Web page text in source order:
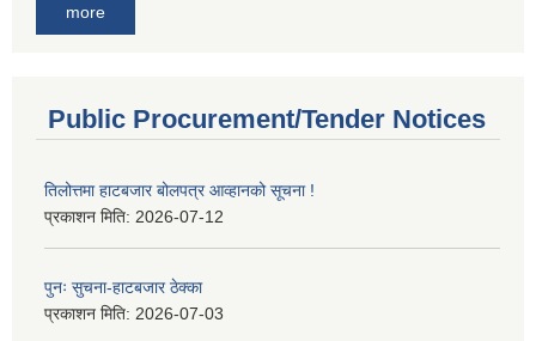
more
Public Procurement/Tender Notices
तिलोत्तमा हाटबजार बोलपत्र आव्हानको सूचना !
प्रकाशन मिति: 2026-07-12
पुनः सुचना-हाटबजार ठेक्का
प्रकाशन मिति: 2026-07-03